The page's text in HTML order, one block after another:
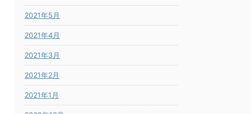
2021年5月
2021年4月
2021年3月
2021年2月
2021年1月